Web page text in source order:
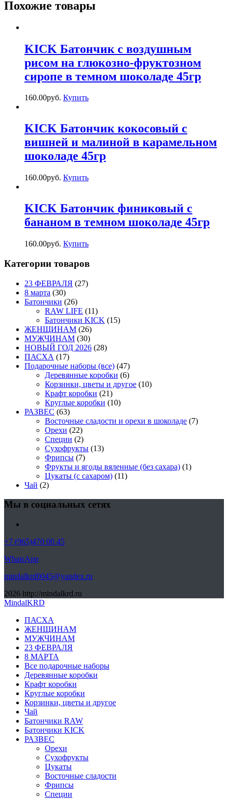
Похожие товары
KICK Батончик с воздушным
рисом на глюкозно-фруктозном
сиропе в темном шоколаде 45гр
160.00руб. Купить
KICK Батончик кокосовый с
вишней и малиной в карамельном
шоколаде 45гр
160.00руб. Купить
KICK Батончик финиковый с
бананом в темном шоколаде 45гр
160.00руб. Купить
Категории товаров
23 ФЕВРАЛЯ (27)
8 марта (30)
Батончики (26)
RAW LIFE (11)
Батончики KICK (15)
ЖЕНЩИНАМ (26)
МУЖЧИНАМ (30)
НОВЫЙ ГОД 2026 (28)
ПАСХА (17)
Подарочные наборы (все) (47)
Деревянные коробки (6)
Корзинки, цветы и другое (10)
Крафт коробки (21)
Круглые коробки (10)
РАЗВЕС (63)
Восточные сладости и орехи в шоколаде (7)
Орехи (22)
Специи (2)
Сухофрукты (13)
Фрипсы (7)
Фрукты и ягоды вяленные (без сахара) (1)
Цукаты (с сахаром) (11)
Чай (2)
Мы в социальных сетях
+7 (965)470 00 45
WhatsApp
mindalkrd0045@yandex.ru
2026 http://mindalkrd.ru
MindalKRD
ПАСХА
ЖЕНЩИНАМ
МУЖЧИНАМ
23 ФЕВРАЛЯ
8 МАРТА
Все подарочные наборы
Деревянные коробки
Крафт коробки
Круглые коробки
Корзинки, цветы и другое
Чай
Батончики RAW
Батончики KICK
РАЗВЕС
Орехи
Сухофрукты
Цукаты
Восточные сладости
Фрипсы
Специи